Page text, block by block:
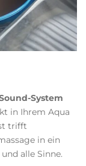
System
in Ihrem Aqua
trifft
in ein
alle Sinne.